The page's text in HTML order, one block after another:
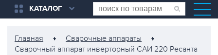
КАТАЛОГ
Главная
Сварочные аппараты
Сварочный аппарат инверторный САИ 220 Ресанта